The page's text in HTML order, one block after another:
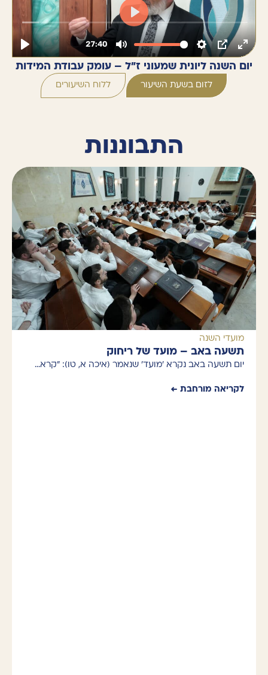
יום השנה ליונית שמעוני ז״ל – עומק עבודת המידות
לזום בשעת השיעור ללוח השיעורים
התבוננות
מועדי השנה
תשעה באב – מועד של ריחוק
יום תשעה באב נקרא 'מועד' שנאמר (איכה א, טו): "קרא…
לקריאה מורחבת ←